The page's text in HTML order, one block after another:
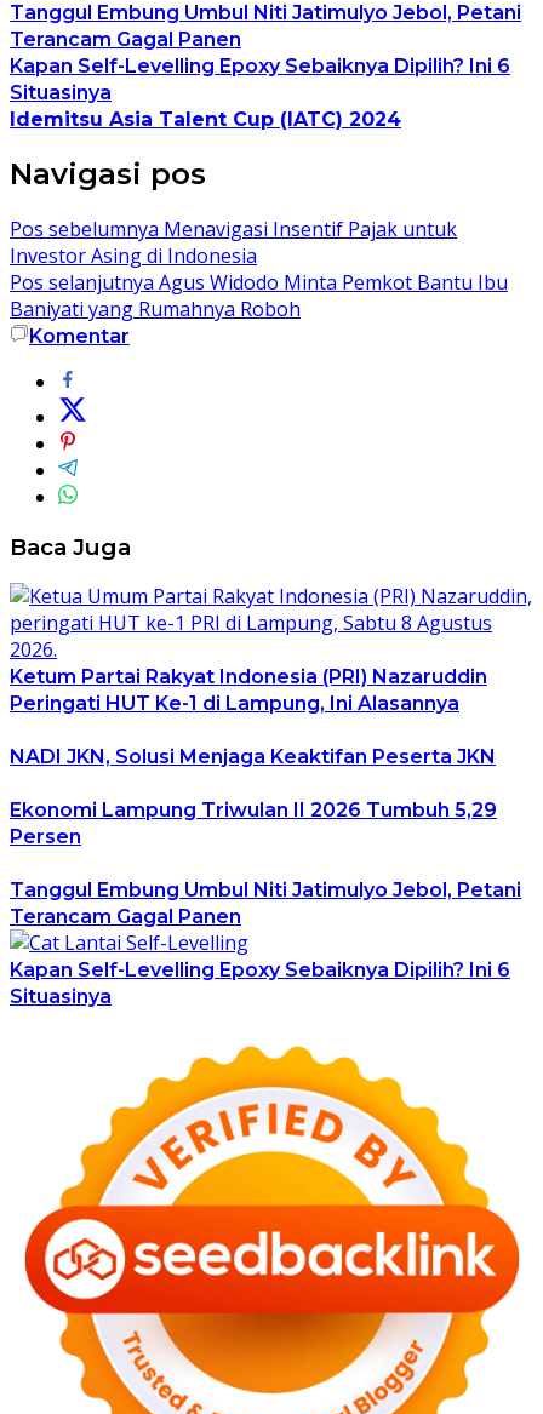
Tanggul Embung Umbul Niti Jatimulyo Jebol, Petani
Terancam Gagal Panen
Kapan Self-Levelling Epoxy Sebaiknya Dipilih? Ini 6
Situasinya
Idemitsu Asia Talent Cup (IATC) 2024
Navigasi pos
Pos sebelumnya Menavigasi Insentif Pajak untuk
Investor Asing di Indonesia
Pos selanjutnya Agus Widodo Minta Pemkot Bantu Ibu
Baniyati yang Rumahnya Roboh
Komentar
Baca Juga
Ketum Partai Rakyat Indonesia (PRI) Nazaruddin
Peringati HUT Ke-1 di Lampung, Ini Alasannya
NADI JKN, Solusi Menjaga Keaktifan Peserta JKN
Ekonomi Lampung Triwulan II 2026 Tumbuh 5,29
Persen
Tanggul Embung Umbul Niti Jatimulyo Jebol, Petani
Terancam Gagal Panen
Kapan Self-Levelling Epoxy Sebaiknya Dipilih? Ini 6
Situasinya